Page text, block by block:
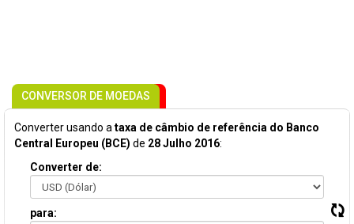
CONVERSOR DE MOEDAS
Converter usando a taxa de câmbio de referência do Banco
Central Europeu (BCE) de 28 Julho 2016:
Converter de:
para: